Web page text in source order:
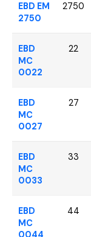
EBD EM
2750
2750
EBD
MC
0022
22
EBD
MC
0027
27
EBD
MC
0033
33
EBD
MC
0044
44